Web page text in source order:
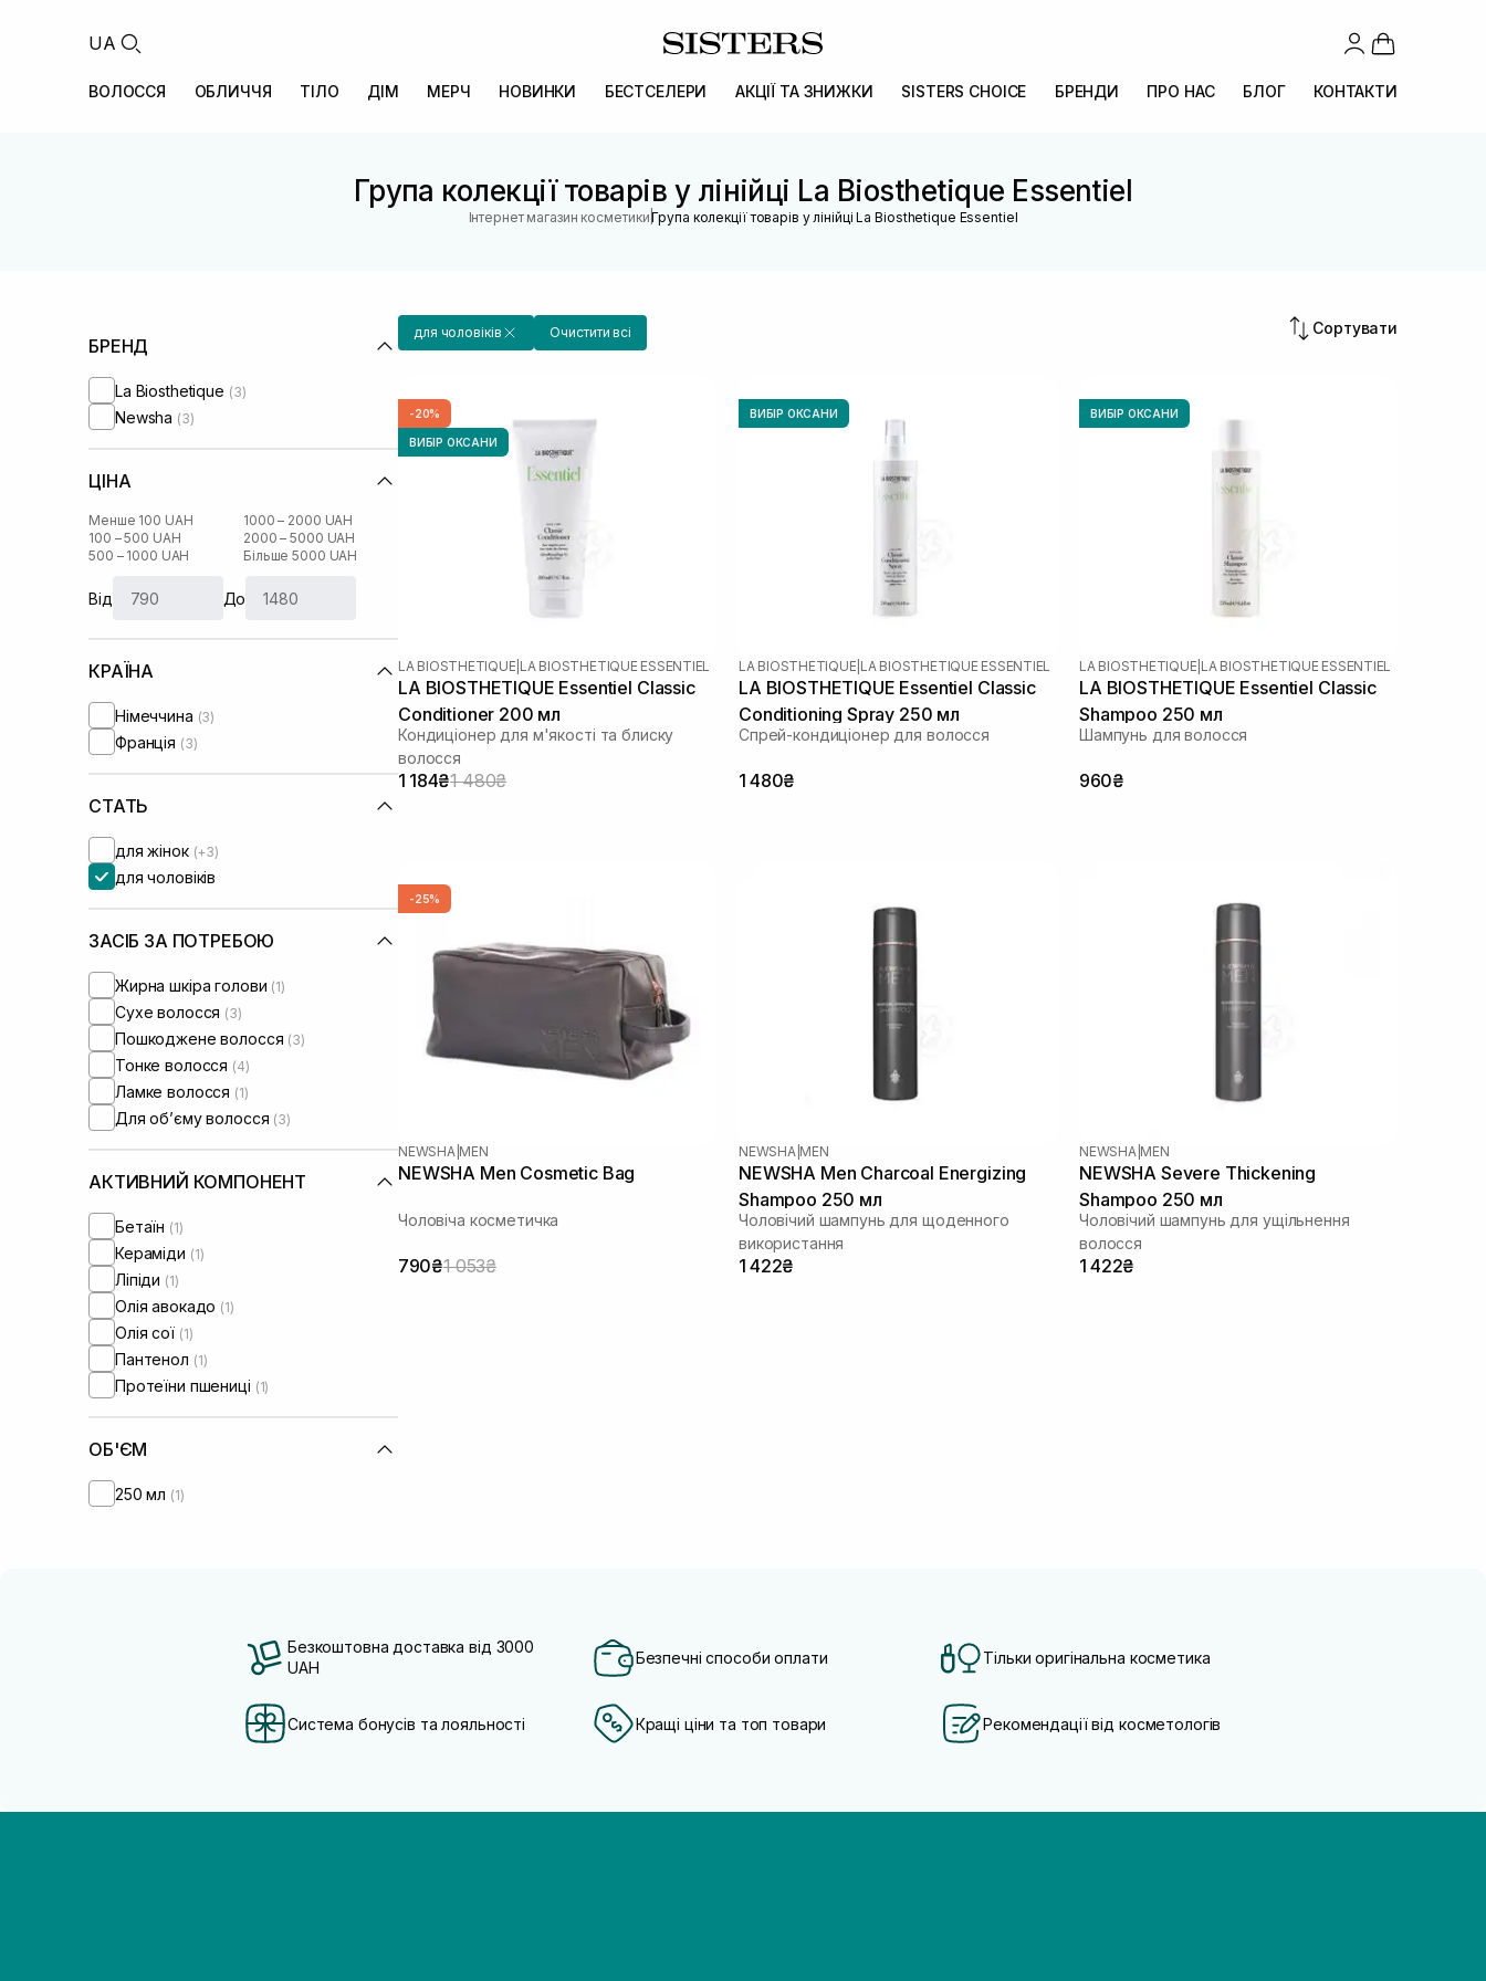
UA
ВОЛОССЯ ОБЛИЧЧЯ ТІЛО ДІМ МЕРЧ НОВИНКИ БЕСТСЕЛЕРИ АКЦІЇ ТА ЗНИЖКИ SISTERS CHOICE БРЕНДИ ПРО НАС БЛОГ КОНТАКТИ
Група колекції товарів у лінійці La Biosthetique Essentiel
Інтернет магазин косметики |Група колекції товарів у лінійці La Biosthetique Essentiel
БРЕНД
La Biosthetique (3)
Newsha (3)
ЦІНА
Менше 100 UAH
100 – 500 UAH
500 – 1000 UAH
1000 – 2000 UAH
2000 – 5000 UAH
Більше 5000 UAH
Від До
КРАЇНА
Німеччина (3)
Франція (3)
СТАТЬ
для жінок (+3)
для чоловіків
ЗАСІБ ЗА ПОТРЕБОЮ
Жирна шкіра голови (1)
Сухе волосся (3)
Пошкоджене волосся (3)
Тонке волосся (4)
Ламке волосся (1)
Для обʼєму волосся (3)
АКТИВНИЙ КОМПОНЕНТ
Бетаїн (1)
Кераміди (1)
Ліпіди (1)
Олія авокадо (1)
Олія сої (1)
Пантенол (1)
Протеїни пшениці (1)
ОБ'ЄМ
250 мл (1)
для чоловіків Очистити всі Сортувати
-20%
ВИБІР ОКСАНИ
LA BIOSTHETIQUE LA BIOSTHETIQUE ESSENTIEL
LA BIOSTHETIQUE Essentiel Classic
Conditioner 200 мл
Кондиціонер для м'якості та блиску
волосся
1 184₴1 480₴
ВИБІР ОКСАНИ
LA BIOSTHETIQUE LA BIOSTHETIQUE ESSENTIEL
LA BIOSTHETIQUE Essentiel Classic
Conditioning Spray 250 мл
Спрей-кондиціонер для волосся
1 480₴
ВИБІР ОКСАНИ
LA BIOSTHETIQUE LA BIOSTHETIQUE ESSENTIEL
LA BIOSTHETIQUE Essentiel Classic
Shampoo 250 мл
Шампунь для волосся
960₴
-25%
NEWSHA MEN
NEWSHA Men Сosmetic Bag
Чоловіча косметичка
790₴1 053₴
NEWSHA MEN
NEWSHA Men Charcoal Energizing
Shampoo 250 мл
Чоловічий шампунь для щоденного
використання
1 422₴
NEWSHA MEN
NEWSHA Severe Thickening
Shampoo 250 мл
Чоловічий шампунь для ущільнення
волосся
1 422₴
Безкоштовна доставка від 3000
UAH
Безпечні способи оплати Тільки оригінальна косметика
Система бонусів та лояльності Кращі ціни та топ товари Рекомендації від косметологів